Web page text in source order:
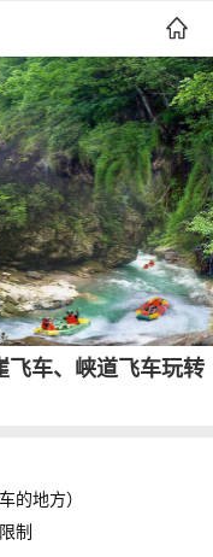

飞车、峡道飞车玩转
的地方）
制